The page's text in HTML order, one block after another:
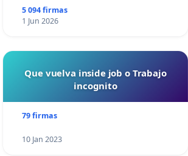
5 094 firmas
1 Jun 2026
Que vuelva inside job o Trabajo
incognito
79 firmas
10 Jan 2023